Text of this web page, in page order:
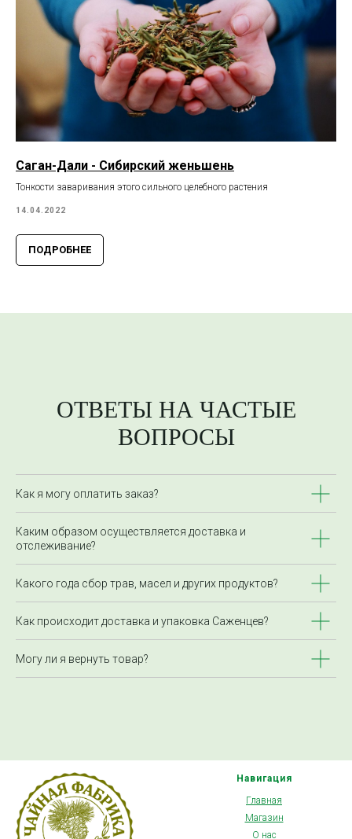
Саган-Дали - Сибирский женьшень
Тонкости заваривания этого сильного целебного растения
14.04.2022
ПОДРОБНЕЕ
ОТВЕТЫ НА ЧАСТЫЕ
ВОПРОСЫ
Как я могу оплатить заказ?
Каким образом осуществляется доставка и
отслеживание?
Какого года сбор трав, масел и других продуктов?
Как происходит доставка и упаковка Саженцев?
Могу ли я вернуть товар?
Навигация
Главная
Магазин
О нас